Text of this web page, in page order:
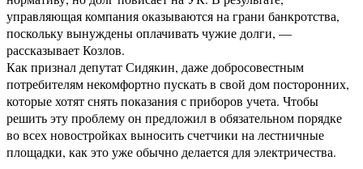
управляющая компания оказываются на грани банкротства,
поскольку вынуждены оплачивать чужие долги, —
рассказывает Козлов.
Как признал депутат Сидякин, даже добросовестным
потребителям некомфортно пускать в свой дом посторонних,
которые хотят снять показания с приборов учета. Чтобы
решить эту проблему он предложил в обязательном порядке
во всех новостройках выносить счетчики на лестничные
площадки, как это уже обычно делается для электричества.